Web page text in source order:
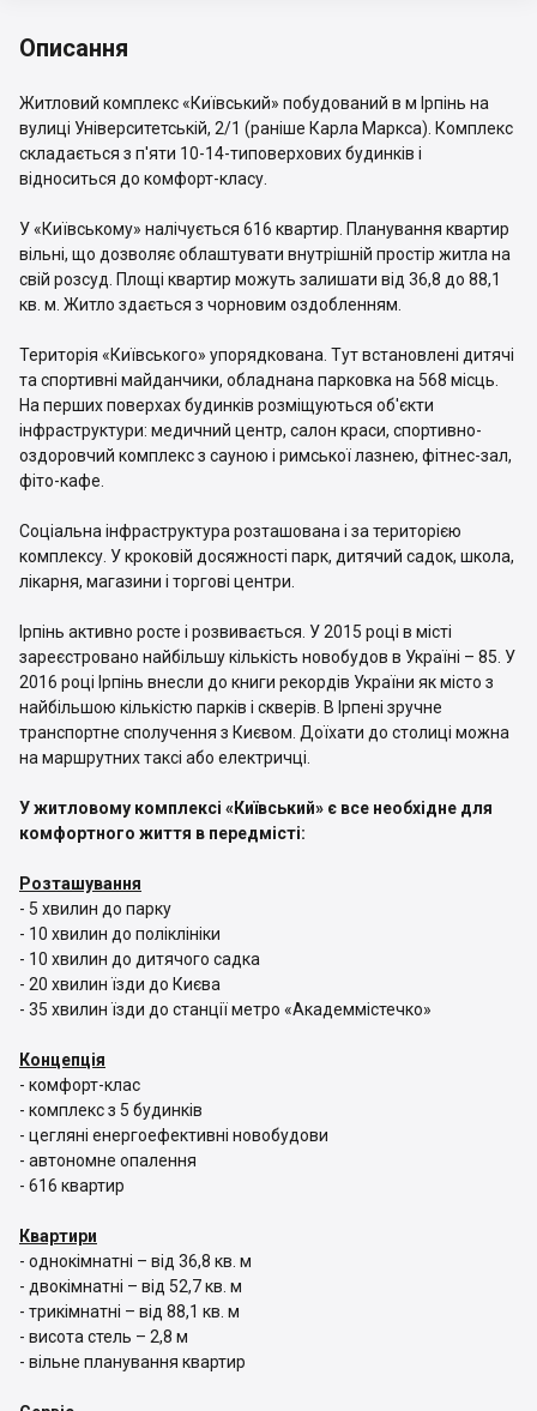
Описання
Житловий комплекс «Київський» побудований в м Ірпінь на
вулиці Університетській, 2/1 (раніше Карла Маркса). Комплекс
складається з п'яти 10-14-типоверхових будинків і
відноситься до комфорт-класу.
У «Київському» налічується 616 квартир. Планування квартир
вільні, що дозволяє облаштувати внутрішній простір житла на
свій розсуд. Площі квартир можуть залишати від 36,8 до 88,1
кв. м. Житло здається з чорновим оздобленням.
Територія «Київського» упорядкована. Тут встановлені дитячі
та спортивні майданчики, обладнана парковка на 568 місць.
На перших поверхах будинків розміщуються об'єкти
інфраструктури: медичний центр, салон краси, спортивно-
оздоровчий комплекс з сауною і римської лазнею, фітнес-зал,
фіто-кафе.
Соціальна інфраструктура розташована і за територією
комплексу. У кроковій досяжності парк, дитячий садок, школа,
лікарня, магазини і торгові центри.
Ірпінь активно росте і розвивається. У 2015 році в місті
зареєстровано найбільшу кількість новобудов в Україні – 85. У
2016 році Ірпінь внесли до книги рекордів України як місто з
найбільшою кількістю парків і скверів. В Ірпені зручне
транспортне сполучення з Києвом. Доїхати до столиці можна
на маршрутних таксі або електричці.
У житловому комплексі «Київський» є все необхідне для
комфортного життя в передмісті:
Розташування
- 5 хвилин до парку
- 10 хвилин до поліклініки
- 10 хвилин до дитячого садка
- 20 хвилин їзди до Києва
- 35 хвилин їзди до станції метро «Академмістечко»
Концепція
- комфорт-клас
- комплекс з 5 будинків
- цегляні енергоефективні новобудови
- автономне опалення
- 616 квартир
Квартири
- однокімнатні – від 36,8 кв. м
- двокімнатні – від 52,7 кв. м
- трикімнатні – від 88,1 кв. м
- висота стель – 2,8 м
- вільне планування квартир